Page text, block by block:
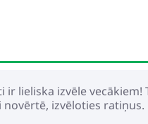
ir lieliska izvēle
izvēloties ratiņus.